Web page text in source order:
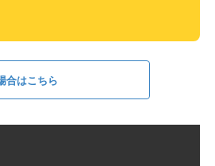
合はこちら